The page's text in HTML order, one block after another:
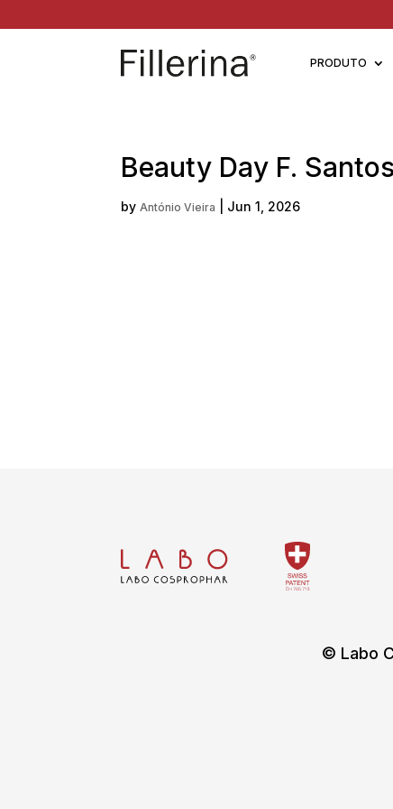
PRODUTO
Beauty Day F.
by António Vieira Jun 1, 2026
© Labo